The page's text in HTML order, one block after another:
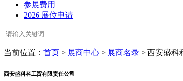
参展费用
2026 展位申请
当前位置： 首页 > 展商中心 > 展商名录 > 西安盛科
西安盛科科工贸有限责任公司